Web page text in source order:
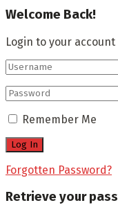
Welcome Back!
Login to your account
Remember Me
Forgotten Password?
Retrieve your